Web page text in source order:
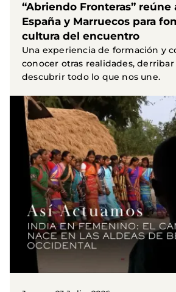
“Abriendo Fronteras” reúne
España y Marruecos para
cultura del encuentro
Una experiencia de formación y
conocer otras realidades,
descubrir todo lo que nos une.